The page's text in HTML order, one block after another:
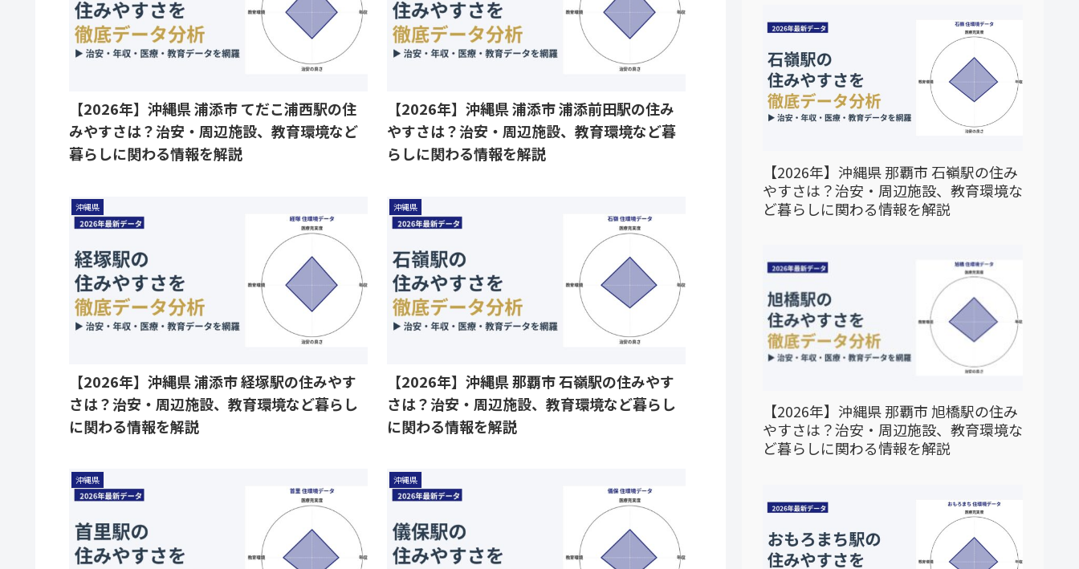
【2026年】沖縄県 浦添市 てだこ浦西駅の住
みやすさは？治安・周辺施設、教育環境など
暮らしに関わる情報を解説
【2026年】沖縄県 浦添市 浦添前田駅の住み
やすさは？治安・周辺施設、教育環境など暮
らしに関わる情報を解説
沖縄県
【2026年】沖縄県 浦添市 経塚駅の住みやす
さは？治安・周辺施設、教育環境など暮らし
に関わる情報を解説
沖縄県
【2026年】沖縄県 那覇市 石嶺駅の住みやす
さは？治安・周辺施設、教育環境など暮らし
に関わる情報を解説
沖縄県 沖縄県
【2026年】沖縄県 那覇市 石嶺駅の住み
やすさは？治安・周辺施設、教育環境な
ど暮らしに関わる情報を解説
【2026年】沖縄県 那覇市 旭橋駅の住み
やすさは？治安・周辺施設、教育環境な
ど暮らしに関わる情報を解説